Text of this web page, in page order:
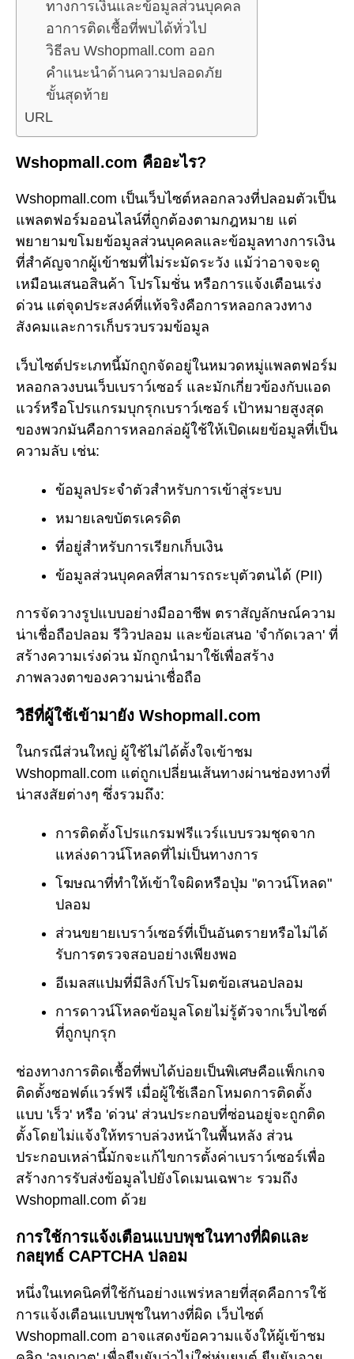
ทางการเงินและข้อมูลส่วนบุคคล
อาการติดเชื้อที่พบได้ทั่วไป
วิธีลบ Wshopmall.com ออก
คำแนะนำด้านความปลอดภัย
ขั้นสุดท้าย
URL
Wshopmall.com คืออะไร?
Wshopmall.com เป็นเว็บไซต์หลอกลวงที่ปลอมตัวเป็น
แพลตฟอร์มออนไลน์ที่ถูกต้องตามกฎหมาย แต่
พยายามขโมยข้อมูลส่วนบุคคลและข้อมูลทางการเงิน
ที่สำคัญจากผู้เข้าชมที่ไม่ระมัดระวัง แม้ว่าอาจจะดู
เหมือนเสนอสินค้า โปรโมชั่น หรือการแจ้งเตือนเร่ง
ด่วน แต่จุดประสงค์ที่แท้จริงคือการหลอกลวงทาง
สังคมและการเก็บรวบรวมข้อมูล
เว็บไซต์ประเภทนี้มักถูกจัดอยู่ในหมวดหมู่แพลตฟอร์ม
หลอกลวงบนเว็บเบราว์เซอร์ และมักเกี่ยวข้องกับแอด
แวร์หรือโปรแกรมบุกรุกเบราว์เซอร์ เป้าหมายสูงสุด
ของพวกมันคือการหลอกล่อผู้ใช้ให้เปิดเผยข้อมูลที่เป็น
ความลับ เช่น:
ข้อมูลประจำตัวสำหรับการเข้าสู่ระบบ
หมายเลขบัตรเครดิต
ที่อยู่สำหรับการเรียกเก็บเงิน
ข้อมูลส่วนบุคคลที่สามารถระบุตัวตนได้ (PII)
การจัดวางรูปแบบอย่างมืออาชีพ ตราสัญลักษณ์ความ
น่าเชื่อถือปลอม รีวิวปลอม และข้อเสนอ 'จำกัดเวลา' ที่
สร้างความเร่งด่วน มักถูกนำมาใช้เพื่อสร้าง
ภาพลวงตาของความน่าเชื่อถือ
วิธีที่ผู้ใช้เข้ามายัง Wshopmall.com
ในกรณีส่วนใหญ่ ผู้ใช้ไม่ได้ตั้งใจเข้าชม
Wshopmall.com แต่ถูกเปลี่ยนเส้นทางผ่านช่องทางที่
น่าสงสัยต่างๆ ซึ่งรวมถึง:
การติดตั้งโปรแกรมฟรีแวร์แบบรวมชุดจาก
แหล่งดาวน์โหลดที่ไม่เป็นทางการ
โฆษณาที่ทำให้เข้าใจผิดหรือปุ่ม "ดาวน์โหลด"
ปลอม
ส่วนขยายเบราว์เซอร์ที่เป็นอันตรายหรือไม่ได้
รับการตรวจสอบอย่างเพียงพอ
อีเมลสแปมที่มีลิงก์โปรโมตข้อเสนอปลอม
การดาวน์โหลดข้อมูลโดยไม่รู้ตัวจากเว็บไซต์
ที่ถูกบุกรุก
ช่องทางการติดเชื้อที่พบได้บ่อยเป็นพิเศษคือแพ็กเกจ
ติดตั้งซอฟต์แวร์ฟรี เมื่อผู้ใช้เลือกโหมดการติดตั้ง
แบบ 'เร็ว' หรือ 'ด่วน' ส่วนประกอบที่ซ่อนอยู่จะถูกติด
ตั้งโดยไม่แจ้งให้ทราบล่วงหน้าในพื้นหลัง ส่วน
ประกอบเหล่านี้มักจะแก้ไขการตั้งค่าเบราว์เซอร์เพื่อ
สร้างการรับส่งข้อมูลไปยังโดเมนเฉพาะ รวมถึง
Wshopmall.com ด้วย
การใช้การแจ้งเตือนแบบพุชในทางที่ผิดและ
กลยุทธ์ CAPTCHA ปลอม
หนึ่งในเทคนิคที่ใช้กันอย่างแพร่หลายที่สุดคือการใช้
การแจ้งเตือนแบบพุชในทางที่ผิด เว็บไซต์
Wshopmall.com อาจแสดงข้อความแจ้งให้ผู้เข้าชม